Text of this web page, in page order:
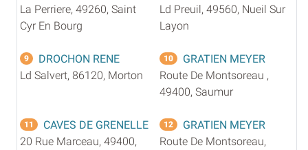
La Perriere, 49260, Saint
Cyr En Bourg
Ld Preuil, 49560, Nueil Sur
Layon
9
DROCHON RENE
Ld Salvert, 86120, Morton
10
GRATIEN MEYER
Route De Montsoreau ,
49400, Saumur
11
CAVES DE GRENELLE
20 Rue Marceau, 49400,
12
GRATIEN MEYER
Route De Montsoreau,